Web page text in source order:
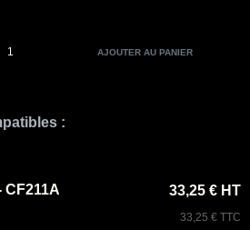
:
CF211A
33,25 € HT
33,25 € TTC